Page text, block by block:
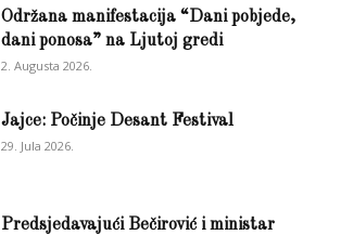
Održana manifestacija “Dani pobjede,
dani ponosa” na Ljutoj gredi
2. Augusta 2026.
Jajce: Počinje Desant Festival
29. Jula 2026.
Predsjedavajući Bečirović i ministar